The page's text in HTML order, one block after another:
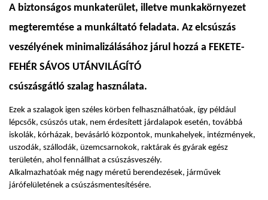
A biztonságos munkaterület, illetve munkakörnyezet
megteremtése a munkáltató feladata. Az elcsúszás
veszélyének minimalizálásához járul hozzá a FEKETE-
FEHÉR SÁVOS UTÁNVILÁGÍTÓ
csúszásgátló szalag használata.
Ezek a szalagok igen széles körben felhasználhatóak, így például
lépcsők, csúszós utak, nem érdesített járdalapok esetén, továbbá
iskolák, kórházak, bevásárló központok, munkahelyek, intézmények,
uszodák, szállodák, üzemcsarnokok, raktárak és gyárak egész
területén, ahol fennállhat a csúszásveszély.
Alkalmazhatóak még nagy méretű berendezések, járművek
járófelületének a csúszásmentesítésére.